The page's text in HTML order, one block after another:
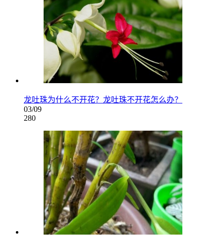
龙吐珠为什么不开花？龙吐珠不开花怎么办？
03/09
280